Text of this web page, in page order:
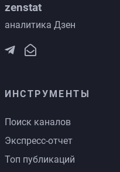
zenstat
аналитика Дзен
ИНСТРУМЕНТЫ
Поиск каналов
Экспресс-отчет
Топ публикаций